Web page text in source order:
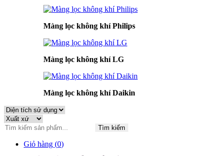
Màng lọc không khí Philips
Màng lọc không khí LG
Màng lọc không khí Daikin
Tìm kiếm
Giỏ hàng (0)